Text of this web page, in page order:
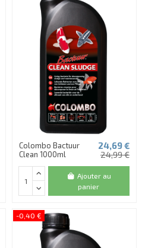
Colombo Bactuur
Clean 1000ml
24,69 €
24,99 €
Ajouter au
panier
-0,40 €